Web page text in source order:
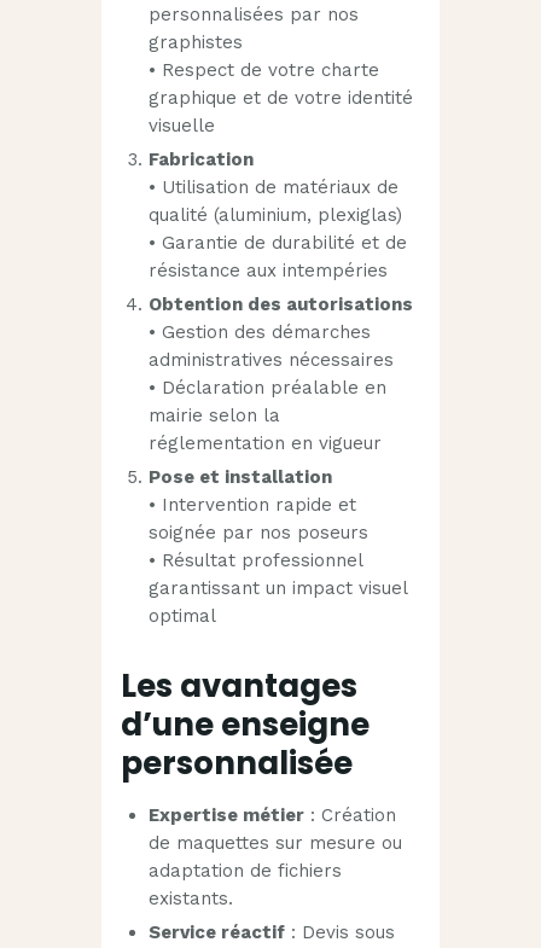
personnalisées par nos
graphistes
• Respect de votre charte
graphique et de votre identité
visuelle
Fabrication
• Utilisation de matériaux de
qualité (aluminium, plexiglas)
• Garantie de durabilité et de
résistance aux intempéries
Obtention des autorisations
• Gestion des démarches
administratives nécessaires
• Déclaration préalable en
mairie selon la
réglementation en vigueur
Pose et installation
• Intervention rapide et
soignée par nos poseurs
• Résultat professionnel
garantissant un impact visuel
optimal
Les avantages
d’une enseigne
personnalisée
Expertise métier: Création
de maquettes sur mesure ou
adaptation de fichiers
existants.
Service réactif: Devis sous